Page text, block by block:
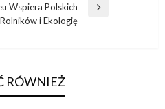
Wspiera Polskich
Rolników i Ekologię
RÓWNIEŻ